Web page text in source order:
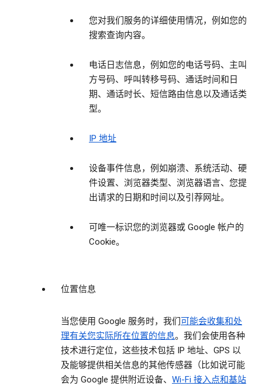
您对我们服务的详细使用情况，例如您的
搜索查询内容。
电话日志信息，例如您的电话号码、主叫
方号码、呼叫转移号码、通话时间和日
期、通话时长、短信路由信息以及通话类
型。
IP 地址
设备事件信息，例如崩溃、系统活动、硬
件设置、浏览器类型、浏览器语言、您提
出请求的日期和时间以及引荐网址。
可唯一标识您的浏览器或 Google 帐户的
Cookie。
位置信息
当您使用 Google 服务时，我们可能会收集和处
理有关您实际所在位置的信息。我们会使用各种
技术进行定位，这些技术包括 IP 地址、GPS 以
及能够提供相关信息的其他传感器（比如说可能
会为 Google 提供附近设备、 Wi-Fi 接入点和基站